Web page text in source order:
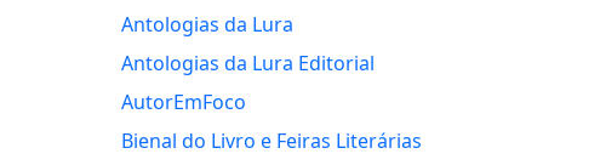
Antologias da Lura
Antologias da Lura Editorial
AutorEmFoco
Bienal do Livro e Feiras Literárias